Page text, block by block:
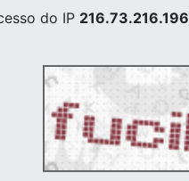
do IP 216.73.216.196